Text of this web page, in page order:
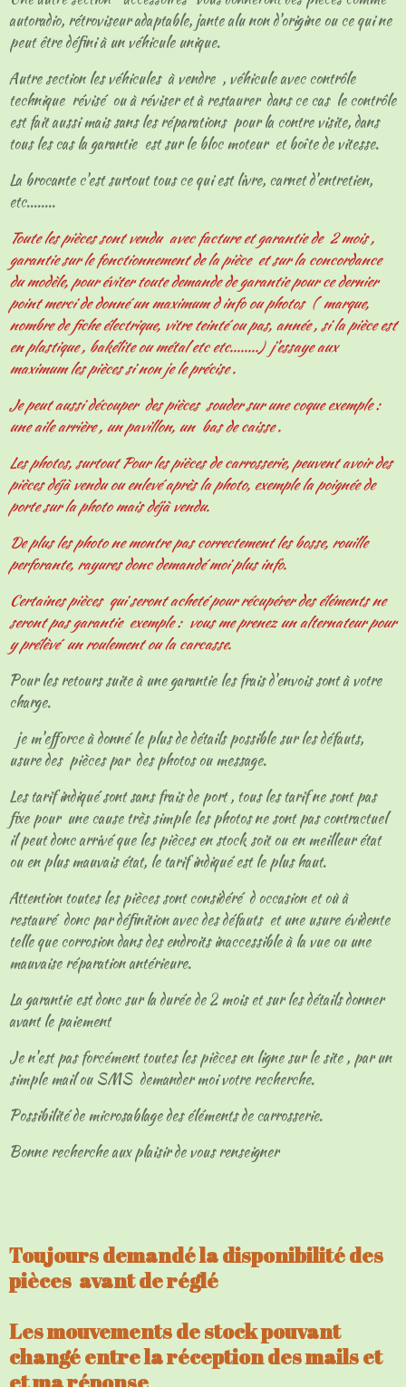
autoradio, rétroviseur adaptable, jante alu non d'origine ou ce qui ne
peut être défini à un véhicule unique.
Autre section les véhicules à vendre , véhicule avec contrôle
technique révisé ou à réviser et à restaurer dans ce cas le contrôle
est fait aussi mais sans les réparations pour la contre visite, dans
tous les cas la garantie est sur le bloc moteur et boîte de vitesse.
La brocante c'est surtout tous ce qui est livre, carnet d'entretien,
etc........
Toute les pièces sont vendu avec facture et garantie de 2 mois ,
garantie sur le fonctionnement de la pièce et sur la concordance
du modèle, pour éviter toute demande de garantie pour ce dernier
point merci de donné un maximum d info ou photos ( marque,
nombre de fiche électrique, vitre teinté ou pas, année , si la pièce est
en plastique , bakélite ou métal etc etc........) j'essaye aux
maximum les pièces si non je le précise .
Je peut aussi découper des pièces souder sur une coque exemple :
une aile arrière , un pavillon, un bas de caisse .
Les photos, surtout Pour les pièces de carrosserie, peuvent avoir des
pièces déjà vendu ou enlevé après la photo, exemple la poignée de
porte sur la photo mais déjà vendu.
De plus les photo ne montre pas correctement les bosse, rouille
perforante, rayures donc demandé moi plus info.
Certaines pièces qui seront acheté pour récupérer des éléments ne
seront pas garantie exemple : vous me prenez un alternateur pour
y prélèvé un roulement ou la carcasse.
Pour les retours suite à une garantie les frais d'envois sont à votre
charge.
je m'efforce à donné le plus de détails possible sur les défauts,
usure des pièces par des photos ou message.
Les tarif indiqué sont sans frais de port , tous les tarif ne sont pas
fixe pour une cause très simple les photos ne sont pas contractuel
il peut donc arrivé que les pièces en stock soit ou en meilleur état
ou en plus mauvais état, le tarif indiqué est le plus haut.
Attention toutes les pièces sont considéré d occasion et où à
restauré donc par définition avec des défauts et une usure évidente
telle que corrosion dans des endroits inaccessible à la vue ou une
mauvaise réparation antérieure.
La garantie est donc sur la durée de 2 mois et sur les détails donner
avant le paiement
Je n'est pas forcément toutes les pièces en ligne sur le site , par un
simple mail ou SMS demander moi votre recherche.
Possibilité de microsablage des éléments de carrosserie.
Bonne recherche aux plaisir de vous renseigner
Toujours demandé la disponibilité des
pièces avant de réglé
Les mouvements de stock pouvant
changé entre la réception des mails et